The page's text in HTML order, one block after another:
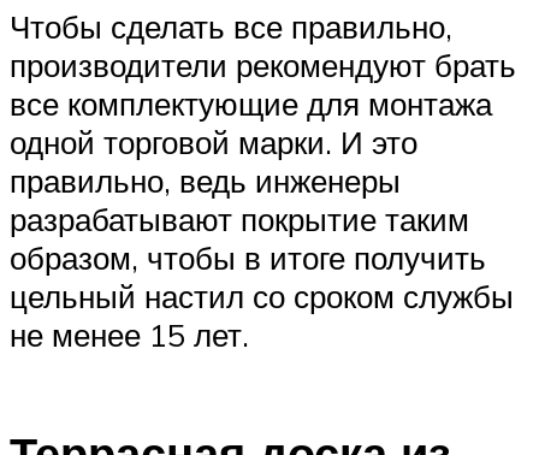
Чтобы сделать все правильно,
производители рекомендуют брать
все комплектующие для монтажа
одной торговой марки. И это
правильно, ведь инженеры
разрабатывают покрытие таким
образом, чтобы в итоге получить
цельный настил со сроком службы
не менее 15 лет.